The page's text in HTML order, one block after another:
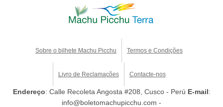
Sobre o bilhete Machu Picchu Termos e Condições
Livro de Reclamações Contacte-nos
Endereço: Calle Recoleta Angosta #208, Cusco - Perú E-mail:
info@boletomachupicchu.com -